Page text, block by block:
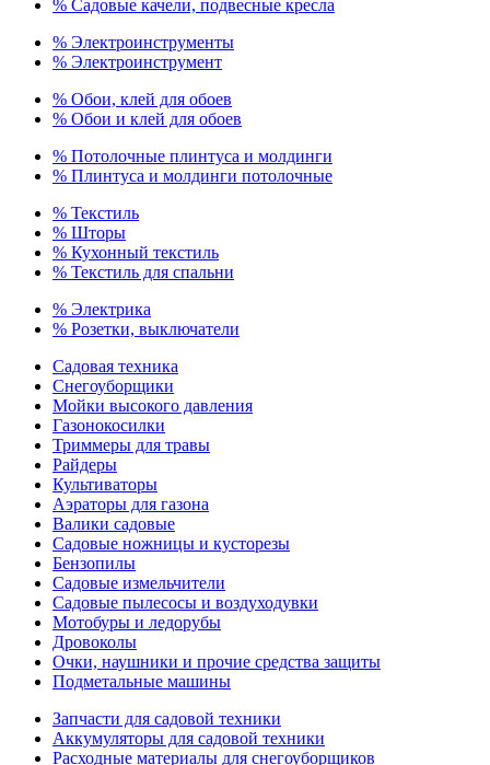
% Садовые качели, подвесные кресла
% Электроинструменты
% Электроинструмент
% Обои, клей для обоев
% Обои и клей для обоев
% Потолочные плинтуса и молдинги
% Плинтуса и молдинги потолочные
% Текстиль
% Шторы
% Кухонный текстиль
% Текстиль для спальни
% Электрика
% Розетки, выключатели
Садовая техника
Снегоуборщики
Мойки высокого давления
Газонокосилки
Триммеры для травы
Райдеры
Культиваторы
Аэраторы для газона
Валики садовые
Садовые ножницы и кусторезы
Бензопилы
Садовые измельчители
Садовые пылесосы и воздуходувки
Мотобуры и ледорубы
Дровоколы
Очки, наушники и прочие средства защиты
Подметальные машины
Запчасти для садовой техники
Аккумуляторы для садовой техники
Расходные материалы для снегоуборщиков